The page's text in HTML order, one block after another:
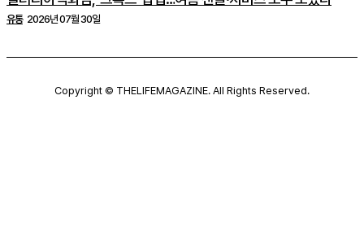
유통 2026년 07월 30일
Copyright © THELIFEMAGAZINE. All Rights Reserved.